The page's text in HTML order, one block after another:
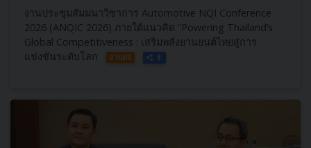
งานประชุมสัมมนาวิชาการ Automotive NQI Conference
2026 (ANQIC​ 2026)​ ภายใต้แนวคิด “Powering Thailand’s
Global Competitiveness : เสริมพลังยานยนต์ไทยสู่การ
แข่งขันระดับโลก
อ่านต่อ